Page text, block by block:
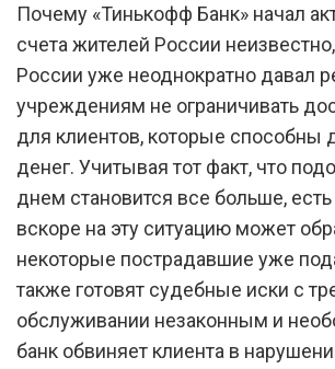
Почему «Тинькофф Банк» начал
счета жителей России
России уже неоднократно давал
учреждениям не ограничивать
для клиентов, которые способны
денег. Учитывая тот факт, что
днем становится все больше,
вскоре на эту ситуацию может
некоторые пострадавшие уже
также готовят судебные иски с
обслуживании незаконным и
банк обвиняет клиента в